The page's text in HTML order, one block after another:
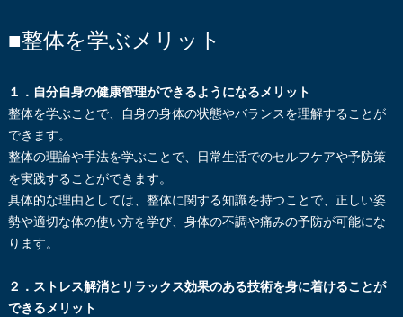
■整体を学ぶメリット
１．自分自身の健康管理ができるようになるメリット
整体を学ぶことで、自身の身体の状態やバランスを理解することが
できます。
整体の理論や手法を学ぶことで、日常生活でのセルフケアや予防策
を実践することができます。
具体的な理由としては、整体に関する知識を持つことで、正しい姿
勢や適切な体の使い方を学び、身体の不調や痛みの予防が可能にな
ります。
２．ストレス解消とリラックス効果のある技術を身に着けることが
できるメリット